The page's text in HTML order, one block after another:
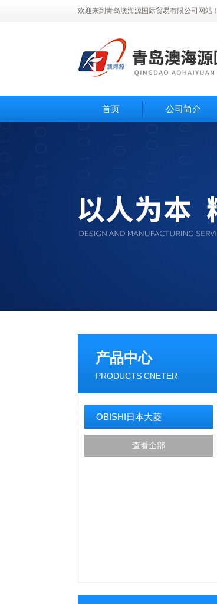
欢迎来到青岛澳海源国际贸易有限公司网站！
首页 公司简介
产品中心
PRODUCTS CNETER
OBISHI日本大菱
查看全部